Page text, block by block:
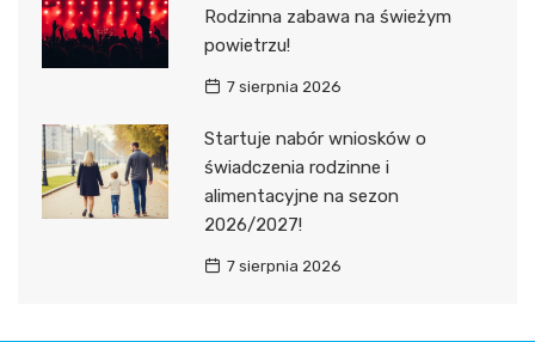
Rodzinna zabawa na świeżym
powietrzu!
7 sierpnia 2026
Startuje nabór wniosków o
świadczenia rodzinne i
alimentacyjne na sezon
2026/2027!
7 sierpnia 2026